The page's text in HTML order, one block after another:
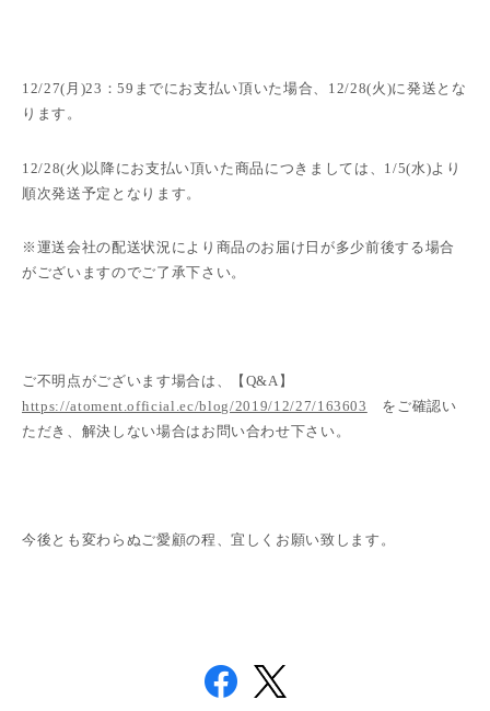
12/27(月 )23 ：59 までにお支払い頂いた場合、 12/28(火 )に発送とな
ります。
12/28(火 )以降にお支払い頂いた商品につきましては、 1/5(水)より
順次発送予定となります。
※運送会社の配送状況により商品のお届け日が多少前後する場合
がございますのでご了承下さい。
ご不明点がございます場合は、【 Q&A 】
https://atoment.official.ec/blog/2019/12/27/163603
をご確認い
ただき、解決しない場合はお問い合わせ下さい。
今後とも変わらぬご愛顧の程、宜しくお願い致します。